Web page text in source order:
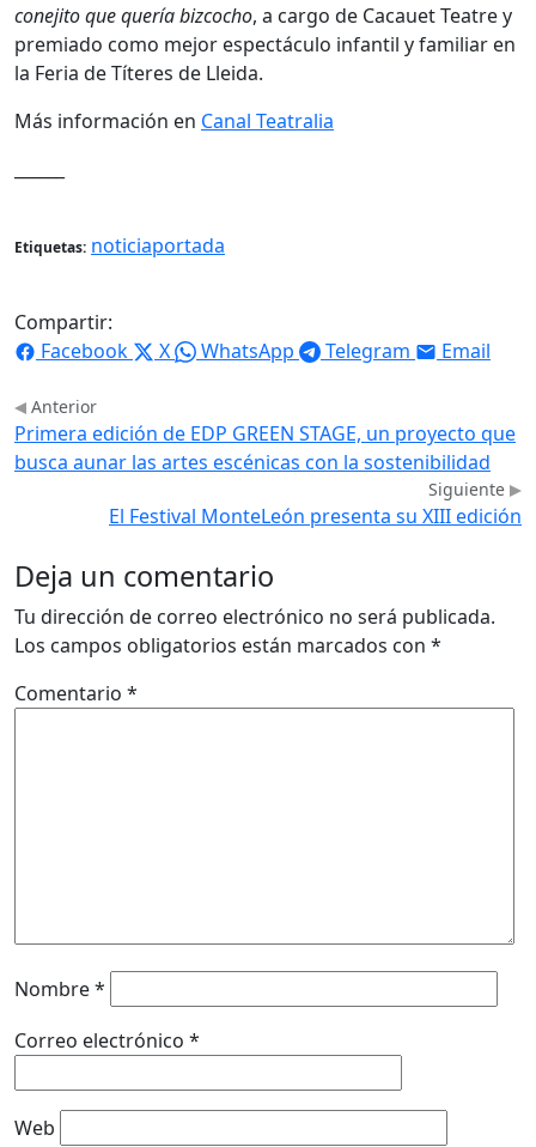
conejito que quería bizcocho, a cargo de Cacauet Teatre y
premiado como mejor espectáculo infantil y familiar en
la Feria de Títeres de Lleida.
Más información en Canal Teatralia
Etiquetas: noticiaportada
Compartir:
Facebook
X WhatsApp Telegram Email
Anterior
Primera edición de EDP GREEN STAGE, un proyecto que
busca aunar las artes escénicas con la sostenibilidad
Siguiente
El Festival MonteLeón presenta su XIII edición
Deja un comentario
Tu dirección de correo electrónico no será publicada.
Los campos obligatorios están marcados con *
Comentario *
Nombre*
Correo electrónico *
Web